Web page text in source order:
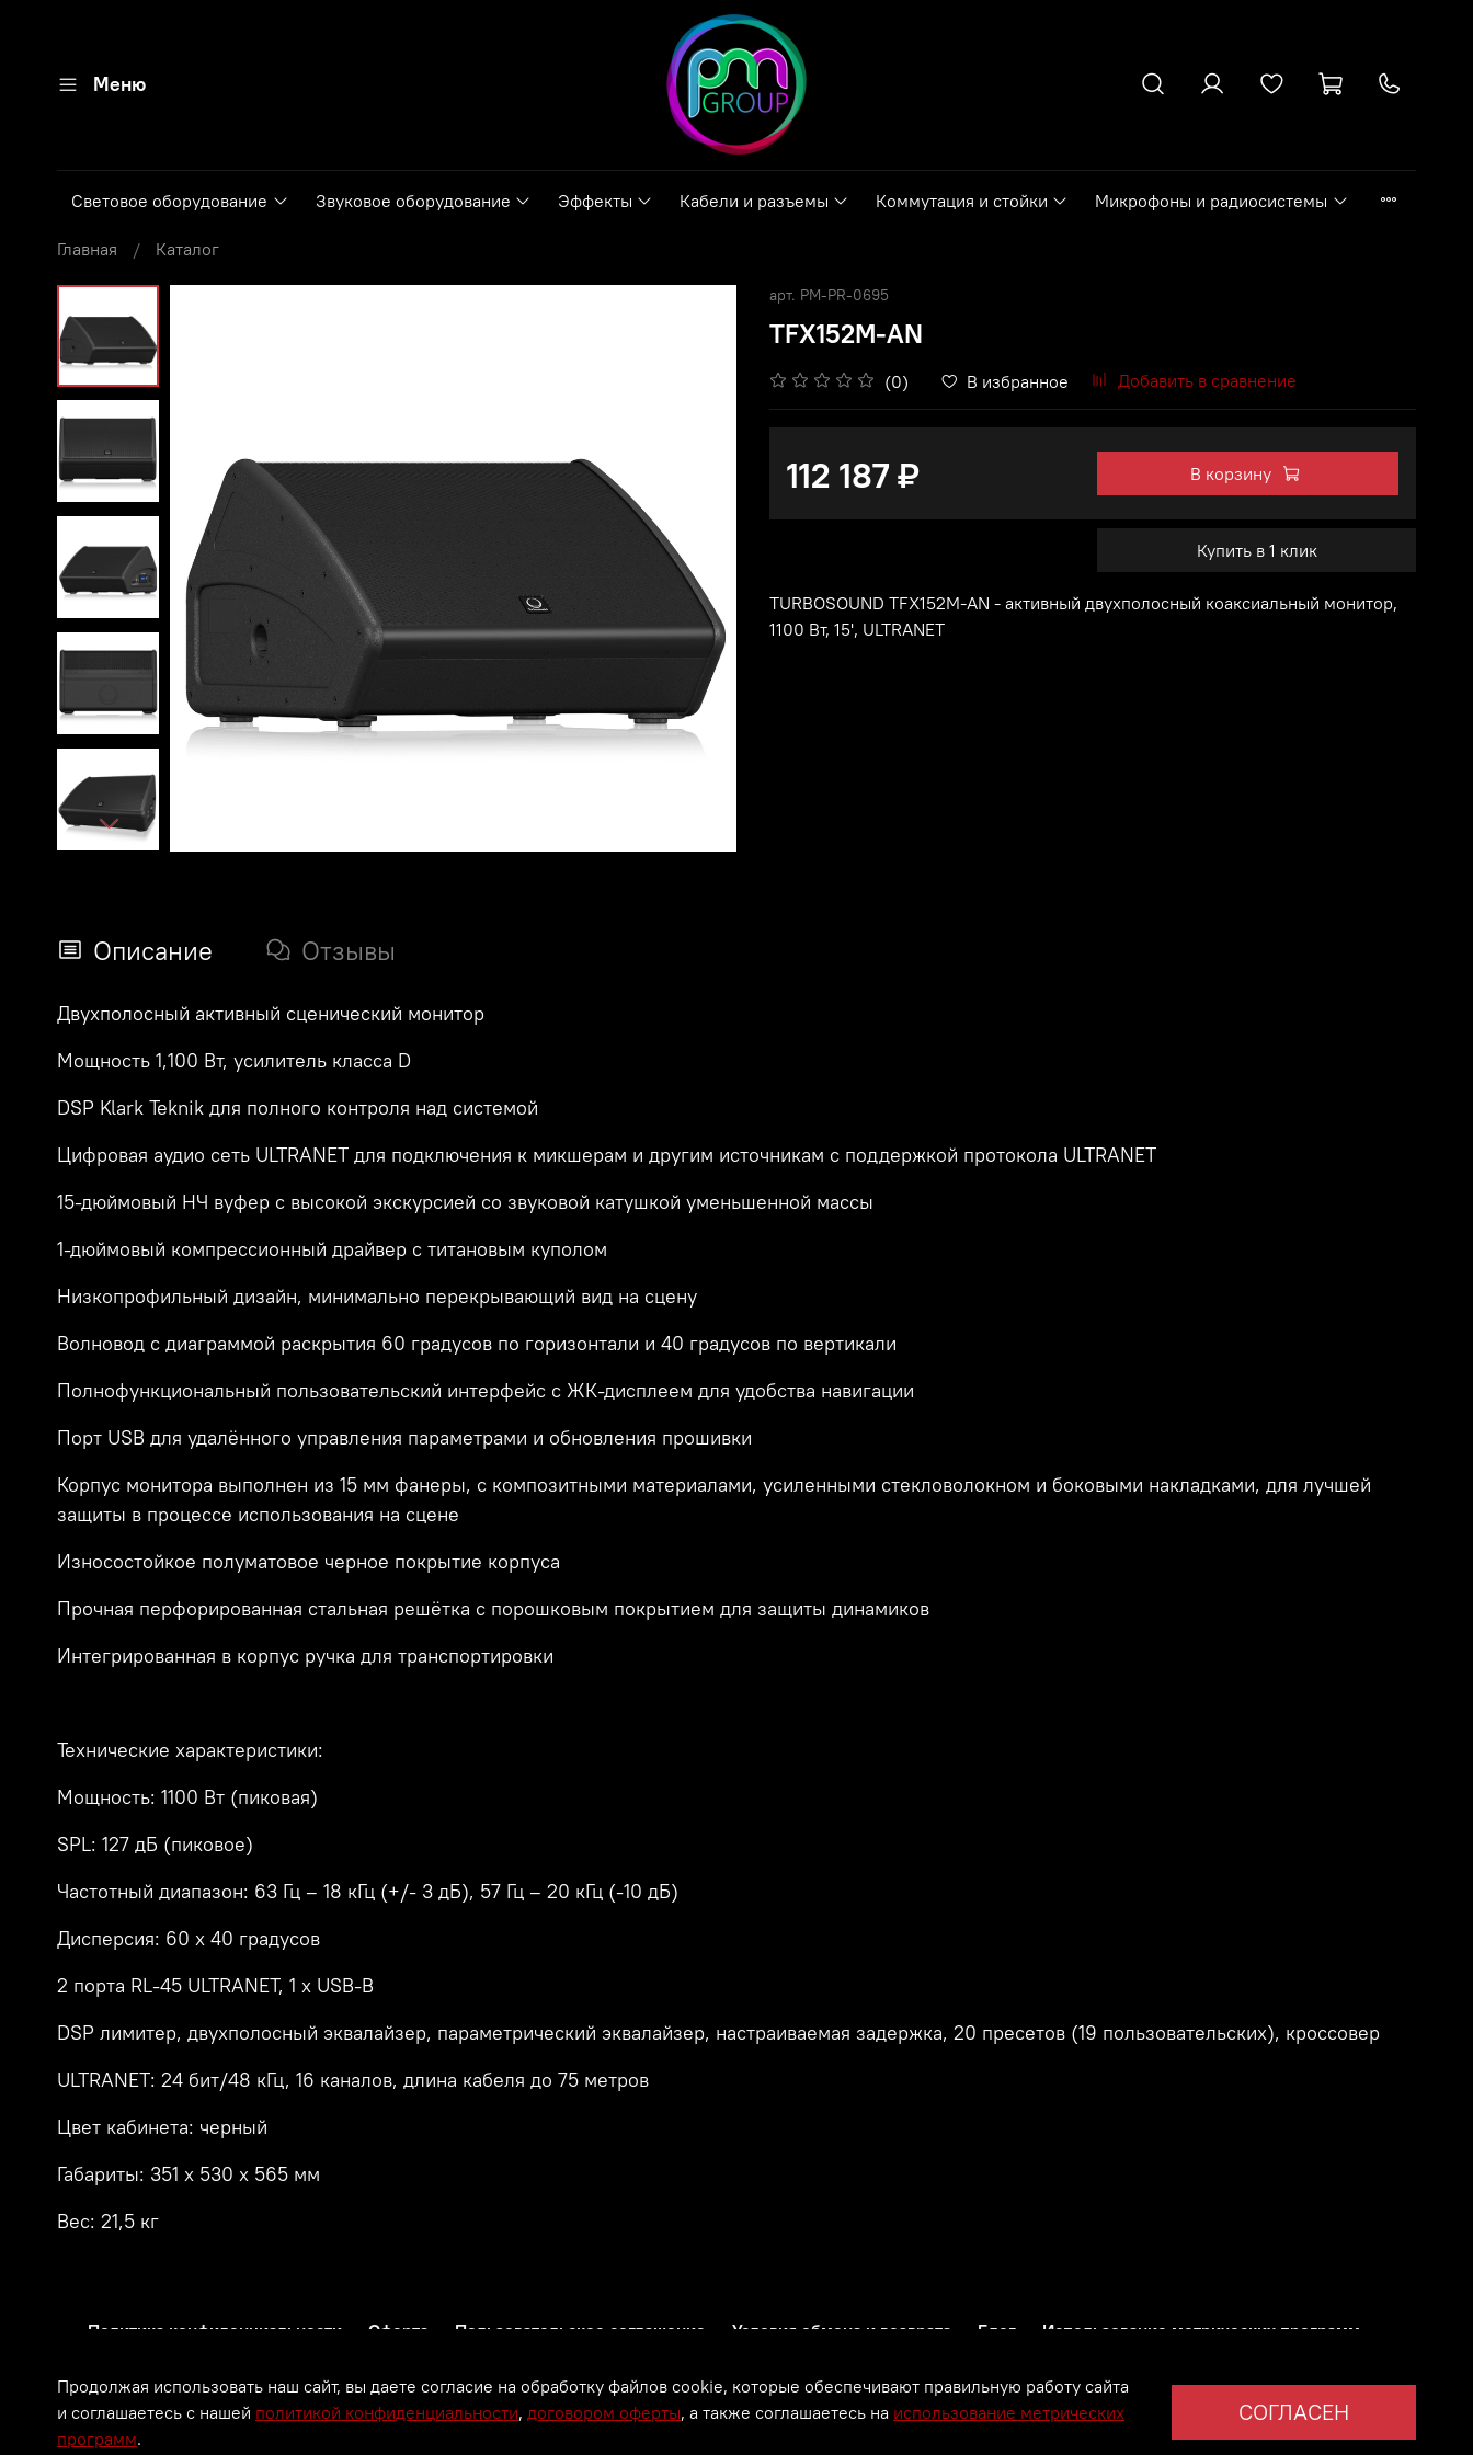
Меню
Световое оборудование Звуковое оборудование Эффекты Кабели и разъемы Коммутация и стойки Микрофоны и радиосистемы
Главная Каталог
арт. PM-PR-0695
TFX152M-AN
(0) В избранное Добавить в сравнение
112 187 ₽ В корзину
Купить в 1 клик
TURBOSOUND TFX152M-AN - активный двухполосный коаксиальный монитор,
1100 Вт, 15', ULTRANET
Описание Отзывы
Двухполосный активный сценический монитор
Мощность 1,100 Вт, усилитель класса D
DSP Klark Teknik для полного контроля над системой
Цифровая аудио сеть ULTRANET для подключения к микшерам и другим источникам с поддержкой протокола ULTRANET
15-дюймовый НЧ вуфер с высокой экскурсией со звуковой катушкой уменьшенной массы
1-дюймовый компрессионный драйвер с титановым куполом
Низкопрофильный дизайн, минимально перекрывающий вид на сцену
Волновод с диаграммой раскрытия 60 градусов по горизонтали и 40 градусов по вертикали
Полнофункциональный пользовательский интерфейс с ЖК-дисплеем для удобства навигации
Порт USB для удалённого управления параметрами и обновления прошивки
Корпус монитора выполнен из 15 мм фанеры, с композитными материалами, усиленными стекловолокном и боковыми накладками, для лучшей
защиты в процессе использования на сцене
Износостойкое полуматовое черное покрытие корпуса
Прочная перфорированная стальная решётка с порошковым покрытием для защиты динамиков
Интегрированная в корпус ручка для транспортировки
Технические характеристики:
Мощность: 1100 Вт (пиковая)
SPL: 127 дБ (пиковое)
Частотный диапазон: 63 Гц – 18 кГц (+/- 3 дБ), 57 Гц – 20 кГц (-10 дБ)
Дисперсия: 60 х 40 градусов
2 порта RL-45 ULTRANET, 1 x USB-B
DSP лимитер, двухполосный эквалайзер, параметрический эквалайзер, настраиваемая задержка, 20 пресетов (19 пользовательских), кроссовер
ULTRANET: 24 бит/48 кГц, 16 каналов, длина кабеля до 75 метров
Цвет кабинета: черный
Габариты: 351 х 530 х 565 мм
Вес: 21,5 кг
Политика конфиденциальности Оферта Пользовательское соглашение Условия обмена и возврата Блог
Использование метрических программ
© Все права защищены. 2000 - 2026. PM GROUP.
Продолжая использовать наш сайт, вы даете согласие на обработку файлов cookie, которые обеспечивают правильную работу сайта
и соглашаетесь с нашей политикой конфиденциальности, договором оферты, а также соглашаетесь на использование метрических
программ.
СОГЛАСЕН